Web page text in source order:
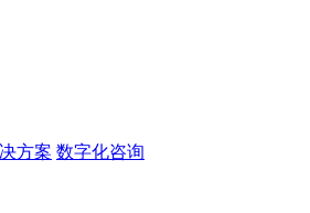
方案 数字化咨询